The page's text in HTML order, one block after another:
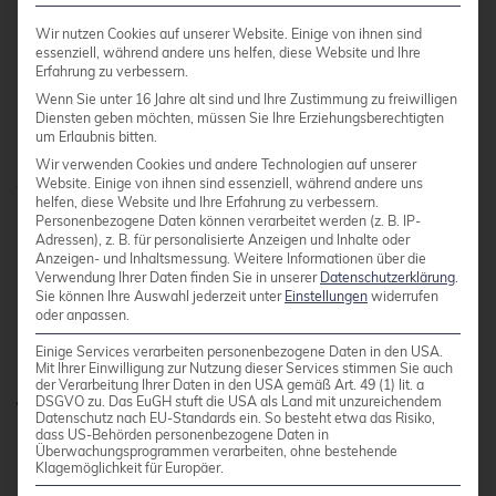
erweiterte Indexierungsoptionen (B-Tree, Hash,
GiST, GIN, BRIN), Query-Planer-Optimierungen
und Parallel Query Execution für analytische
Workloads. Die Konfigurierbarkeit ermöglicht
Feintuning für spezifische
Anwendungsanforderungen.
Welche erweiterten
Funktionen machen
PostgreSQL zur Enterprise-
Wahl?
PostgreSQL bietetumfangreiche Enterprise-
Featureswie native JSON/JSONB-Unterstützung
Wir nutzen Cookies auf unserer Website. Einige von ihnen sind
essenziell, während andere uns helfen, diese Website und Ihre
Erfahrung zu verbessern.
Wenn Sie unter 16 Jahre alt sind und Ihre Zustimmung zu freiwilligen
Diensten geben möchten, müssen Sie Ihre Erziehungsberechtigten
um Erlaubnis bitten.
Wir verwenden Cookies und andere Technologien auf unserer
Website. Einige von ihnen sind essenziell, während andere uns
helfen, diese Website und Ihre Erfahrung zu verbessern.
Personenbezogene Daten können verarbeitet werden (z. B. IP-
Adressen), z. B. für personalisierte Anzeigen und Inhalte oder
Anzeigen- und Inhaltsmessung. Weitere Informationen über die
Verwendung Ihrer Daten finden Sie in unserer Datenschutzerklärung.
Sie können Ihre Auswahl jederzeit unter Einstellungen widerrufen
oder anpassen.
Einige Services verarbeiten personenbezogene Daten in den USA.
Mit Ihrer Einwilligung zur Nutzung dieser Services stimmen Sie auch
der Verarbeitung Ihrer Daten in den USA gemäß Art. 49 (1) lit. a
DSGVO zu. Das EuGH stuft die USA als Land mit unzureichendem
Datenschutz nach EU-Standards ein. So besteht etwa das Risiko,
dass US-Behörden personenbezogene Daten in
Überwachungsprogrammen verarbeiten, ohne bestehende
Klagemöglichkeit für Europäer.